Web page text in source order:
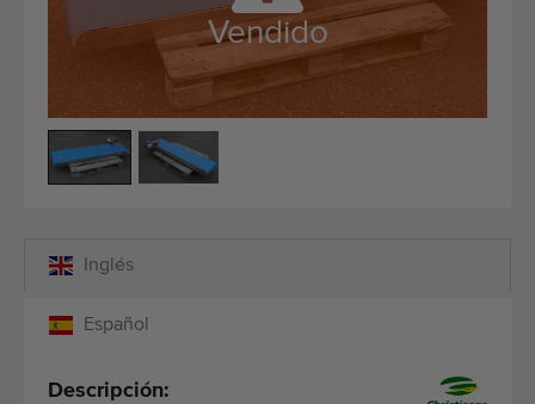
Equipos de calidad
Personal calificado
Desde 1977
Vendido
Español
Inglés
Descripción: